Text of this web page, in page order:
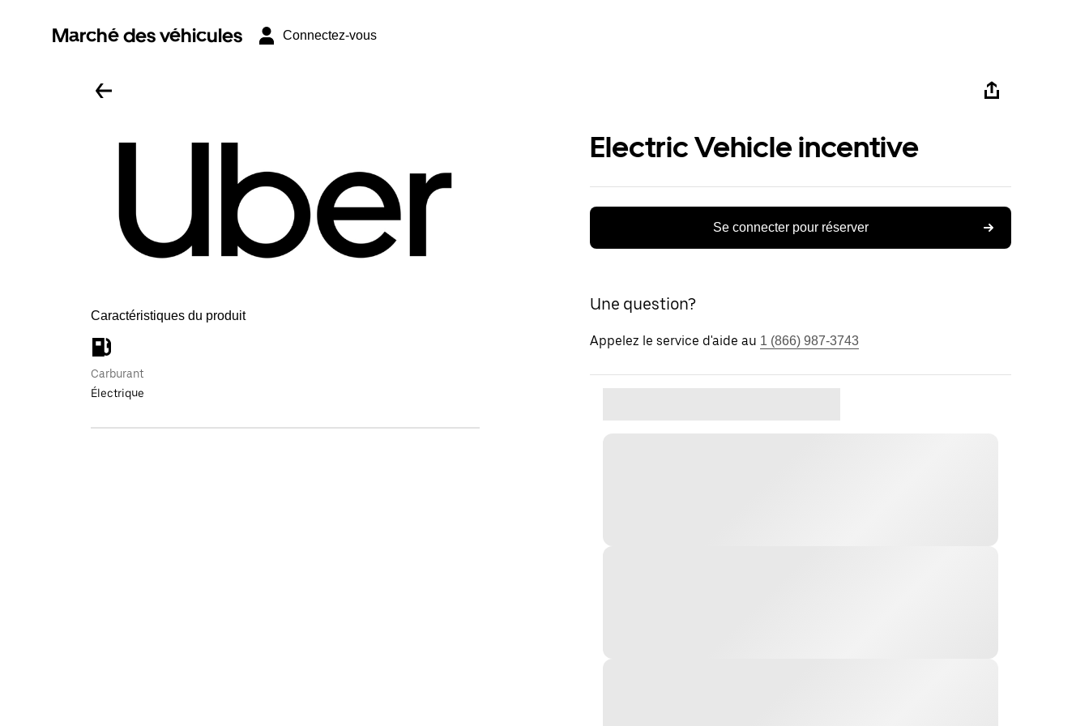
Marché des véhicules Connectez-vous
Caractéristiques du produit
Carburant
Électrique
Electric Vehicle incentive
Se connecter pour réserver
Une question?
Appelez le service d'aide au 1 (866) 987-3743